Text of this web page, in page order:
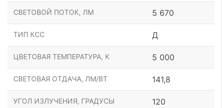
СВЕТОВОЙ ПОТОК, ЛМ 5 670
ТИП КСС Д
ЦВЕТОВАЯ ТЕМПЕРАТУРА, К 5 000
СВЕТОВАЯ ОТДАЧА, ЛМ/ВТ 141,8
УГОЛ ИЗЛУЧЕНИЯ, ГРАДУСЫ 120